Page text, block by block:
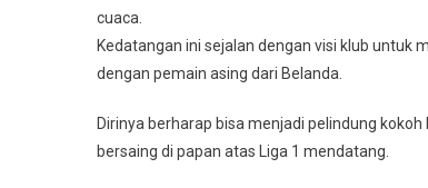
cuaca.
Kedatangan ini sejalan dengan visi klub untuk
dengan pemain asing dari Belanda.
Dirinya berharap bisa menjadi pelindung
bersaing di papan atas Liga 1 mendatang.